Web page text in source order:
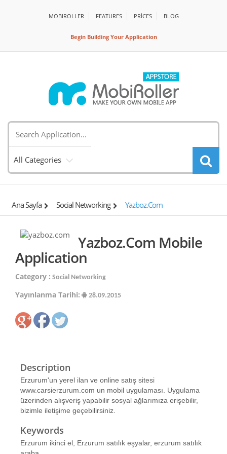
MOBIROLLER FEATURES PRİCES BLOG
Begin Building Your Application
All Categories
Ana Sayfa Social Networking Yazboz.com
Yazboz.com Mobile
Application
Category : Social Networking
Yayınlanma Tarihi: 28.09.2015
Description
Erzurum'un yerel ilan ve online satış sitesi
www.carsierzurum.com un mobil uygulaması. Uygulama
üzerinden alışveriş yapabilir sosyal ağlarımıza erişebilir,
bizimle iletişime geçebilirsiniz.
Keywords
Erzurum ikinci el, Erzurum satılık eşyalar, erzurum satılık